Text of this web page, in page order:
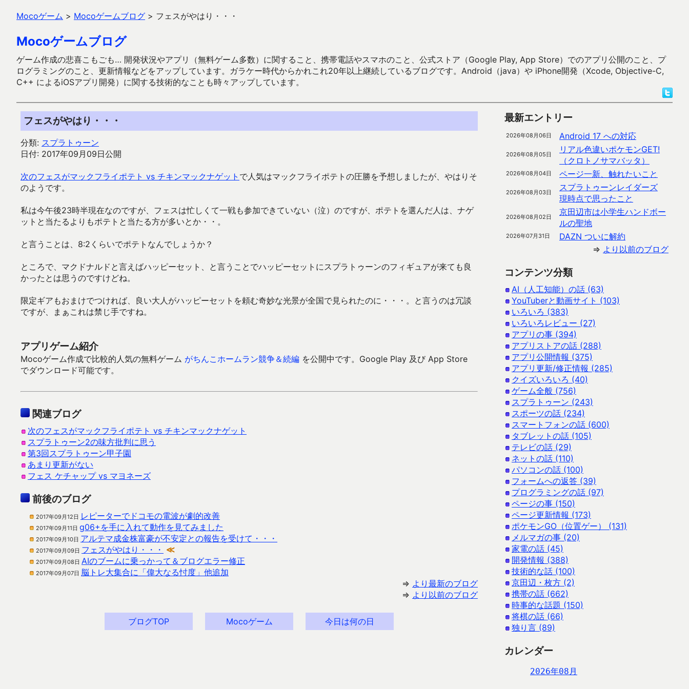
Mocoゲーム > Mocoゲームブログ > フェスがやはり・・・
Mocoゲームブログ
ゲーム作成の悲喜こもごも… 開発状況やアプリ（無料ゲーム多数）に関すること、携帯電話やスマホのこと、公式ストア（Google Play, App Store）でのアプリ公開のこと、プ
ログラミングのこと、更新情報などをアップしています。ガラケー時代からかれこれ20年以上継続しているブログです。Android（java）や iPhone開発（Xcode, Objective-C,
C++ によるiOSアプリ開発）に関する技術的なことも時々アップしています。
フェスがやはり・・・
分類: スプラトゥーン
日付: 2017年09月09日公開
次のフェスがマックフライポテト vs チキンマックナゲット で人気はマックフライポテトの圧勝を予想しましたが、やはりそ
のようです。
私は今午後23時半現在なのですが、フェスは忙しくて一戦も参加できていない（泣）のですが、ポテトを選んだ人は、ナゲ
ットと当たるよりもポテトと当たる方が多いとか・・。
と言うことは、8:2くらいでポテトなんでしょうか？
ところで、マクドナルドと言えばハッピーセット、と言うことでハッピーセットにスプラトゥーンのフィギュアが来ても良
かったとは思うのですけどね。
限定ギアもおまけでつければ、良い大人がハッピーセットを頼む奇妙な光景が全国で見られたのに・・・。と言うのは冗談
ですが、まぁこれは禁じ手ですね。
アプリゲーム紹介
Mocoゲーム作成で比較的人気の無料ゲーム がちんこホームラン競争＆続編 を公開中です。Google Play 及び App Store
でダウンロード可能です。
関連ブログ
次のフェスがマックフライポテト vs チキンマックナゲット
スプラトゥーン2の味方批判に思う
第3回スプラトゥーン甲子園
あまり更新がない
フェス ケチャップ vs マヨネーズ
前後のブログ
2017年09月12日 レピーターでドコモの電波が劇的改善
2017年09月11日 g06+を手に入れて動作を見てみました
2017年09月10日 アルテマ成金株富豪が不安定との報告を受けて・・・
2017年09月09日 フェスがやはり・・・ ≪
2017年09月08日 AIのブームに乗っかって＆ブログエラー修正
2017年09月07日 脳トレ大集合に「偉大なる忖度」他追加
⇒ より最新のブログ
⇒ より以前のブログ
ブログTOP Mocoゲーム 今日は何の日
最新エントリー
2026年08月06日 Android 17 への対応
2026年08月05日
リアル色違いポケモンGET!
（クロトノサマバッタ）
2026年08月04日 ページ一新、触れたいこと
2026年08月03日
スプラトゥーンレイダーズ
現時点で思ったこと
2026年08月02日
京田辺市は小学生ハンドボー
ルの聖地
2026年07月31日
DAZN ついに解約
⇒ より以前のブログ
コンテンツ分類
AI（人工知能）の話 (63)
YouTuberと動画サイト (103)
いろいろ (383)
いろいろレビュー (27)
アプリの事 (394)
アプリストアの話 (288)
アプリ公開情報 (375)
アプリ更新/修正情報 (285)
クイズいろいろ (40)
ゲーム全般 (756)
スプラトゥーン (243)
スポーツの話 (234)
スマートフォンの話 (600)
タブレットの話 (105)
テレビの話 (29)
ネットの話 (110)
パソコンの話 (100)
フォームへの返答 (39)
プログラミングの話 (97)
ページの事 (150)
ページ更新情報 (173)
ポケモンGO（位置ゲー） (131)
メルマガの事 (20)
家電の話 (45)
開発情報 (388)
技術的な話 (100)
京田辺・枚方 (2)
携帯の話 (662)
時事的な話題 (150)
将棋の話 (66)
独り言 (89)
カレンダー
2026年08月